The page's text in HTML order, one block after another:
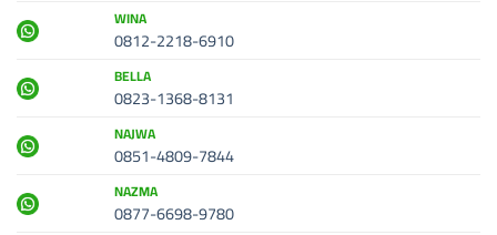
WINA
0812-2218-6910
BELLA
0823-1368-8131
NAJWA
0851-4809-7844
NAZMA
0877-6698-9780